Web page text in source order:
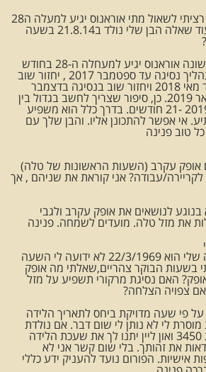
היי פנינה, מה שלומך? רציתי לשאול מתי אוראנוס יגיע למעלה ה28
וכמה זמן ישהה שם? ועוד שאלה הבן שלי נולד ב21.8.14 בשעה
שלום מירב בפעם הראשונה אוראנוס יגיע למעחלה ה-28 בחודש
יוני 2017 ויהיה שם בתהליך נסיגה עד ספטמבר 2017 , יחזור שוב
בחודש אפריל 2018 עד מאי 2018 ויחזור שוב בנסיגה בדצמבר
2018 וישהה שם פברואר 2019. כן, סיפור שצריך לחשב בגדול בין
יוני 2017 עד פברואר 2019 -21 חודשים. בדרך כלל הוא משפיע
אי אפשר להתכונן אליו. והבן שלך עם
טוב פנינה
אופק עקרב (השעות הראשונות של טלה)
עבודה? אני קוראת את שניהם , אך
לנושאים את אופק עקרב ולגבי
את מזל טלה. מועדים לשמחה. פנינה
היי פנינה תאריך הלידה שלי הוא 22/3/1969 לא ידועה לי השעה
בשעות הבוקר צהריים,שאלתי מה אופק
האם נסיגת מרקורי תשפיע על מזל
צפויה הצלחה?
פי שעה מדויקת ביחס לתאריך הלידה
לי לא נותן לי שום דבר. אם נולדת
בארץ תתקשרי לכוכבית 3450 ואון ליין יתנו לך את שעכת הלידה
את זהותך. בלי שום קשר אני לא
אישיות. הפורום נועד להעניק ידע כללי